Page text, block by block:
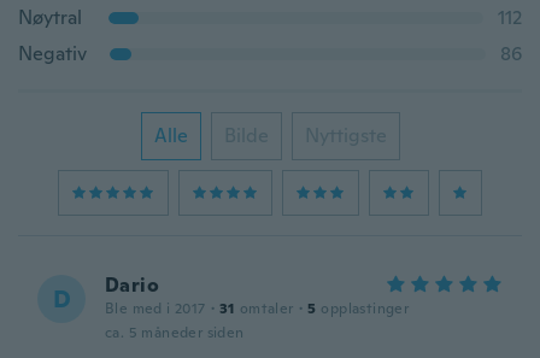
Nøytral
112
Negativ
86
Alle Bilde Nyttigste
D Dario
Ble med i 2017 · 31 omtaler · 5 opplastinger
ca. 5 måneder siden